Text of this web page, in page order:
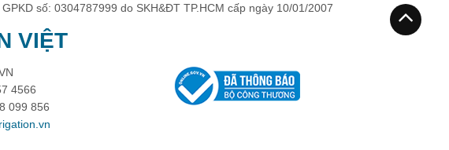
GPKD số: 0304787999 do SKH&ĐT TP.HCM cấp ngày 10/01/2007
VIỆT
4566
099 856